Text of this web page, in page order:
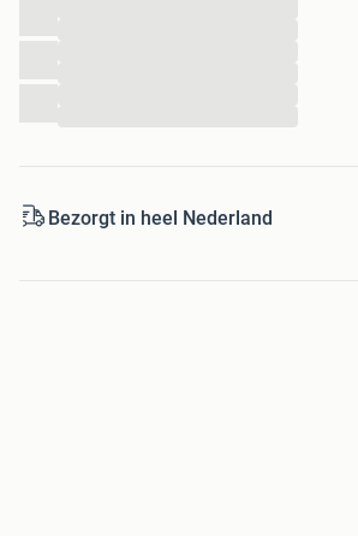
Bezorgt in heel Nederland